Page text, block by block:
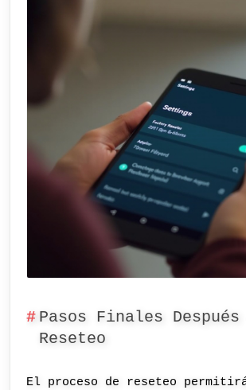
Pasos Finales
Reseteo
El proceso de reseteo permitirá